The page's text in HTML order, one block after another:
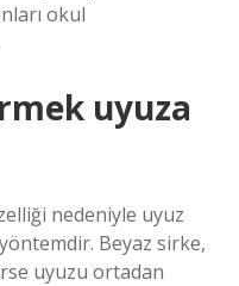
okul
uyuza
nedeniyle uyuz
Beyaz sirke,
uyuzu ortadan